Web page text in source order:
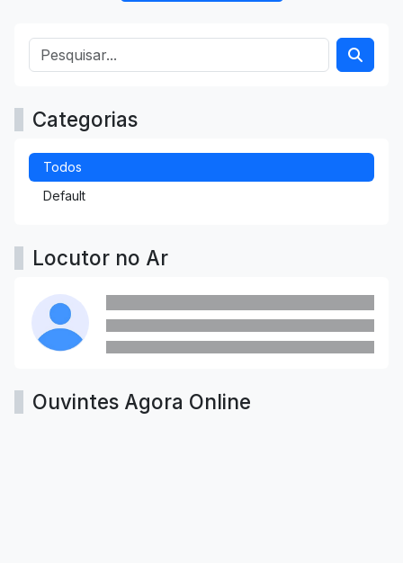
Categorias
Todos
Default
Locutor no Ar
Ouvintes Agora Online